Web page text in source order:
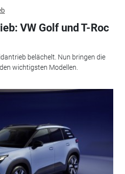
VW Golf und T-Roc
belächelt. Nun bringen die
wichtigsten Modellen.